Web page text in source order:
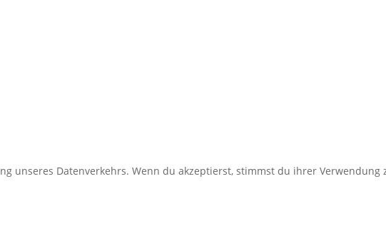
unseres Datenverkehrs. Wenn du akzeptierst, stimmst du ihrer Verwendung